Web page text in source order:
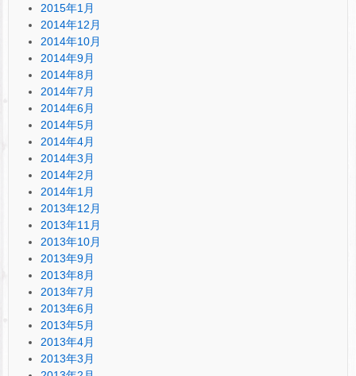
2015年1月
2014年12月
2014年10月
2014年9月
2014年8月
2014年7月
2014年6月
2014年5月
2014年4月
2014年3月
2014年2月
2014年1月
2013年12月
2013年11月
2013年10月
2013年9月
2013年8月
2013年7月
2013年6月
2013年5月
2013年4月
2013年3月